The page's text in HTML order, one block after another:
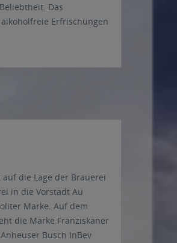
Das
Erfrischungen
die Lage der Brauerei
in die Vorstadt Au
Marke. Auf dem
die Marke Franziskaner
Busch InBev